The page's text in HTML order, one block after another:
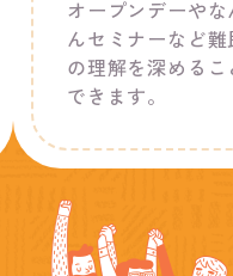
オープンデーやな
んセミナーなど難
の理解を深めるこ
できます。